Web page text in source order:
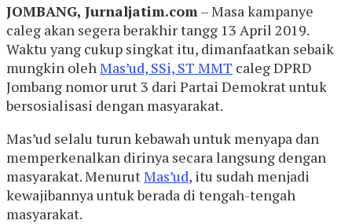
JOMBANG, Jurnaljatim.com – Masa kampanye
caleg akan segera berakhir tangg 13 April 2019.
Waktu yang cukup singkat itu, dimanfaatkan sebaik
mungkin oleh Mas’ud, SSi, ST MMT caleg DPRD
Jombang nomor urut 3 dari Partai Demokrat untuk
bersosialisasi dengan masyarakat.
Mas’ud selalu turun kebawah untuk menyapa dan
memperkenalkan dirinya secara langsung dengan
masyarakat. MenurutMas’ud, itu sudah menjadi
kewajibannya untuk berada di tengah-tengah
masyarakat.